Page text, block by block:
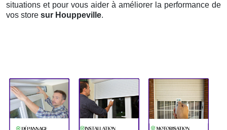
situations et pour vous aider à améliorer la performance de
vos store sur Houppeville.